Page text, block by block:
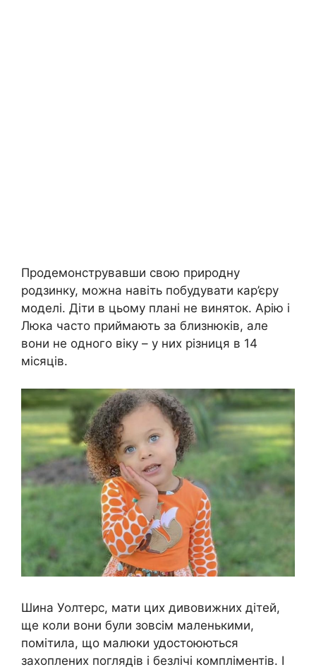
Продемонструвавши свою природну
родзинку, можна навіть побудувати кар’єру
моделі. Діти в цьому плані не виняток. Арію і
Люка часто приймають за близнюків, але
вони не одного віку – у них різниця в 14
місяців.
Шина Уолтерс, мати цих дивовижних дітей,
ще коли вони були зовсім маленькими,
помітила, що малюки удостоюються
захоплених поглядів і безлічі компліментів. І